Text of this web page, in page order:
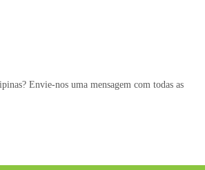
Envie-nos uma mensagem com todas as